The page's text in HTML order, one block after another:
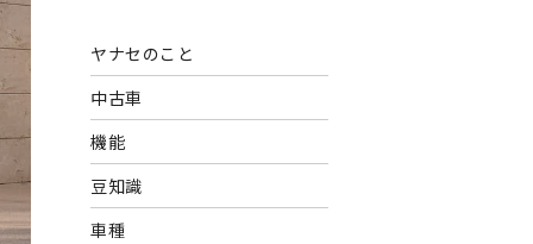
ヤナセのこと
中古車
機能
豆知識
車種